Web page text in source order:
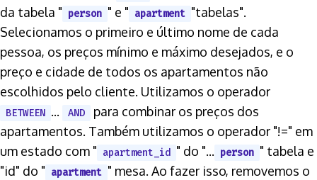
da tabela " person " e " apartment "tabelas".
Selecionamos o primeiro e último nome de cada
pessoa, os preços mínimo e máximo desejados, e o
preço e cidade de todos os apartamentos não
escolhidos pelo cliente. Utilizamos o operador
BETWEEN ... AND
para combinar os preços dos
apartamentos. Também utilizamos o operador "!=" em
um estado com " apartment_id " do "... person " tabela e
"id" do " apartment " mesa. Ao fazer isso, removemos o